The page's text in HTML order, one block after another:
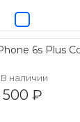
6s Plus
В наличии
500 ₽